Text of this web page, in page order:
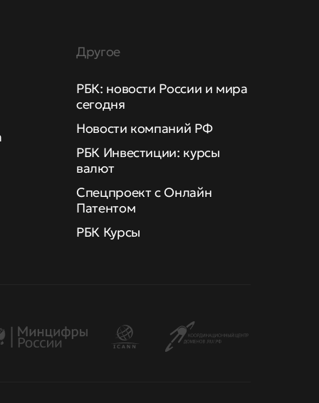
Другое
РБК: новости России и мира
сегодня
Новости компаний РФ
РБК Инвестиции: курсы
валют
Спецпроект с Онлайн
Патентом
РБК Курсы